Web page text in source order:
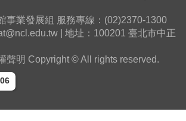
事業發展組 服務專線：(02)2370-1300
| 地址：100201 臺北市中正
聲明 Copyright © All rights reserved.